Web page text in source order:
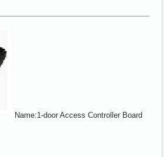
Name:1-door Access Controller Board